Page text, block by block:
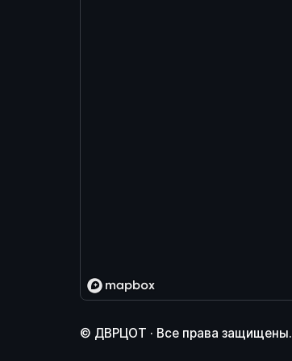
© ДВРЦОТ · Все права защищены.